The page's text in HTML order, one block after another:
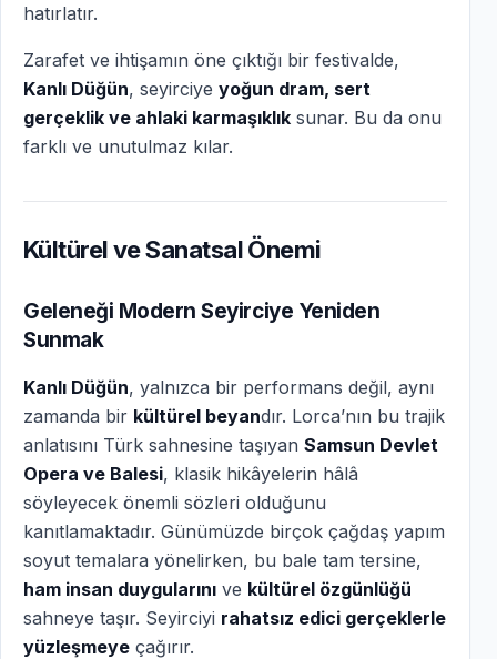
hatırlatır.
Zarafet ve ihtişamın öne çıktığı bir festivalde,
Kanlı Düğün, seyirciye yoğun dram, sert
gerçeklik ve ahlaki karmaşıklık sunar. Bu da onu
farklı ve unutulmaz kılar.
Kültürel ve Sanatsal Önemi
Geleneği Modern Seyirciye Yeniden
Sunmak
Kanlı Düğün, yalnızca bir performans değil, aynı
zamanda bir kültürel beyandır. Lorca’nın bu trajik
anlatısını Türk sahnesine taşıyan Samsun Devlet
Opera ve Balesi, klasik hikâyelerin hâlâ
söyleyecek önemli sözleri olduğunu
kanıtlamaktadır. Günümüzde birçok çağdaş yapım
soyut temalara yönelirken, bu bale tam tersine,
ham insan duygularını ve kültürel özgünlüğü
sahneye taşır. Seyirciyi rahatsız edici gerçeklerle
yüzleşmeye çağırır.